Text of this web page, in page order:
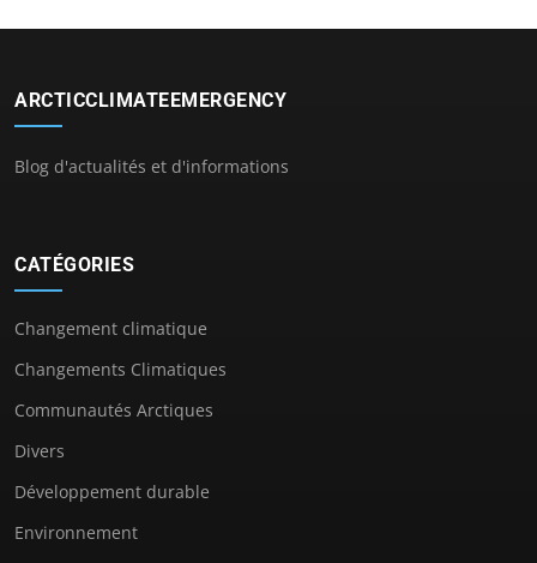
ARCTICCLIMATEEMERGENCY
Blog d'actualités et d'informations
CATÉGORIES
Changement climatique
Changements Climatiques
Communautés Arctiques
Divers
Développement durable
Environnement